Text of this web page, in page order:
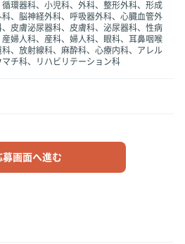
環器科、小児科、外科、整形外科、形成
、脳神経外科、呼吸器外科、心臓血管外
皮膚泌尿器科、皮膚科、泌尿器科、性病
婦人科、産科、婦人科、眼科、耳鼻咽喉
、放射線科、麻酔科、心療内科、アレル
マチ科、リハビリテーション科
募画面へ進む